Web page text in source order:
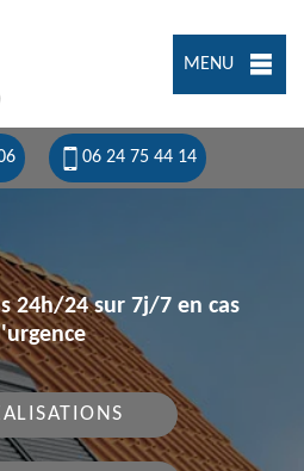
MENU
06 24 75 44 14
24h/24 sur 7j/7 en cas